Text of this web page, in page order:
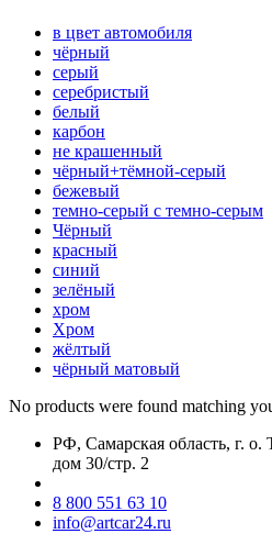
в цвет автомобиля
чёрный
серый
серебристый
белый
карбон
нe кpaшeнный
чёрный+тёмной-серый
бежевый
темно-серый с темно-серым
Чёрный
красный
синий
зелёный
хром
Хром
жёлтый
чёрный матовый
No products were found matching
РФ, Самарская область, г. о.
дом 30/стр. 2
8 800 551 63 10
info@artcar24.ru